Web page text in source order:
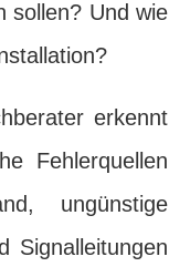
sollen? Und wie
erkennt
Fehlerquellen
ungünstige
Signalleitungen